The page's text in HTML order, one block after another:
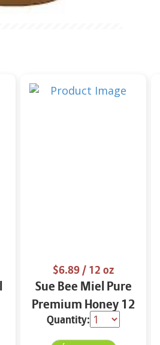
$6.89/ 12 oz
Sue Bee Miel Pure
Premium Honey 12
oz
Quantity: